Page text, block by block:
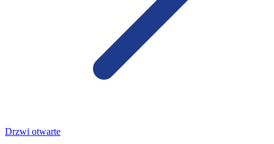
Drzwi otwarte